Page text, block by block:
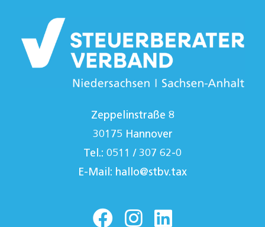
Zeppelinstraße 8
30175 Hannover
Tel.: 0511 / 307 62-0
E-Mail: hallo@stbv.tax